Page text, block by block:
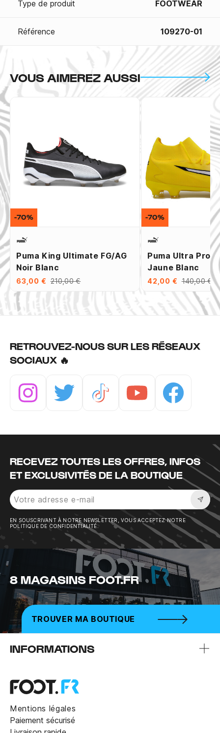
Type de produit FOOTWEAR
Référence 109270-01
VOUS AIMEREZ AUSSI
Puma King Ultimate FG/AG
Noir Blanc
63,00 € 210,00 €
-70%
Puma Ultra Pro
Jaune Blanc
42,00 € 140,00 €
-70%
RETROUVEZ-NOUS SUR LES RÉSEAUX
SOCIAUX 🔥
RECEVEZ TOUTES LES OFFRES, INFOS
ET EXCLUSIVITÉS DE LA BOUTIQUE
EN SOUSCRIVANT À NOTRE NEWSLETTER, VOUS ACCEPTEZ NOTRE
POLITIQUE DE CONFIDENTIALITÉ.
8 MAGASINS FOOT.FR
TROUVER MA BOUTIQUE
INFORMATIONS
Mentions légales
Paiement sécurisé